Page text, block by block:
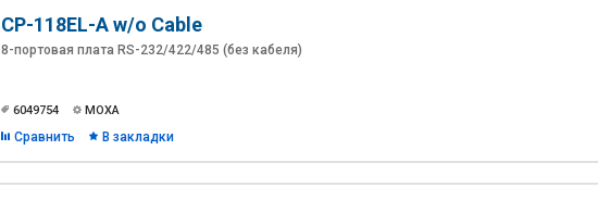
CP-118EL-A w/o Cable
8-портовая плата RS-232/422/485 (без кабеля)
6049754 MOXA
Сравнить В закладки